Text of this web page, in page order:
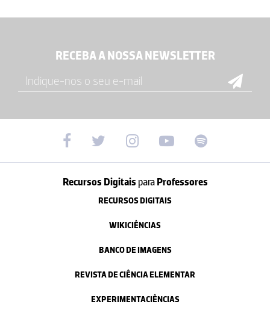
RECEBA A NOSSA NEWSLETTER
Recursos Digitais paraProfessores
RECURSOS DIGITAIS
WIKICIÊNCIAS
BANCO DE IMAGENS
REVISTA DE CIÊNCIA ELEMENTAR
EXPERIMENTACIÊNCIAS